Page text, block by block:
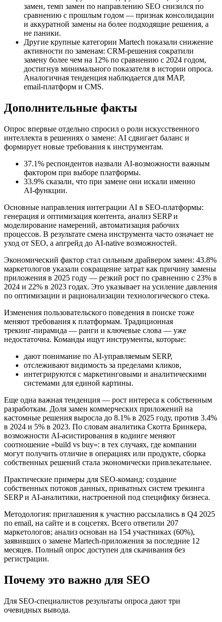
замен, темп замен по направлению SEO снизился по
сравнению с прошлым годом — признак консолидации
и аккуратной замены на более подходящие решения, а
не паники.
Другие крупные категории Martech показали снижение
активности по заменам: CRM‑решения сократили
замену более чем на 12% по сравнению с 2024 годом,
достигнув минимального показателя в истории опроса.
Аналогичная тенденция наблюдается для MAP,
email‑платформ и CMS.
Дополнительные факты
Опрос впервые отдельно спросил о роли искусственного
интеллекта в решениях о замене: AI сдвигает баланс и
формирует новые требования к инструментам.
37.1% респондентов назвали AI‑возможности важным
фактором при выборе платформы.
33.9% сказали, что при замене они искали именно
AI‑функции.
Основные направления интеграции AI в SEO‑платформы:
генерация и оптимизация контента, анализ SERP и
моделирование намерений, автоматизация рабочих
процессов. В результате смена инструмента часто означает не
уход от SEO, а апгрейд до AI‑native возможностей.
Экономический фактор стал сильным драйвером замен: 43.8%
маркетологов указали сокращение затрат как причину замены
приложения в 2025 году — резкий рост по сравнению с 23% в
2024 и 22% в 2023 годах. Это указывает на усиление давления
по оптимизации и рационализации технологического стека.
Изменения пользовательского поведения в поиске тоже
меняют требования к платформам. Традиционная
трекинг‑пирамида — ранги и ключевые слова — уже
недостаточна. Команды ищут инструменты, которые:
дают понимание по AI‑управляемым SERP,
отслеживают видимость за пределами кликов,
интегрируются с маркетинговыми и аналитическими
системами для единой картины.
Еще одна важная тенденция — рост интереса к собственным
разработкам. Доля замен коммерческих приложений на
кастомные решения выросла до 8.1% в 2025 году, против 3.4%
в 2024 и 5% в 2023. По словам аналитика Скотта Бринкера,
возможности AI‑асистирования в кодинге меняют
соотношение «build vs buy»: в тех случаях, где компании
могут получить отличие в операциях или продукте, сборка
собственных решений стала экономически привлекательнее.
Практические примеры для SEO‑команд: создание
собственных потоков данных, приватных систем трекинга
SERP и AI‑аналитики, настроенной под специфику бизнеса.
Методология: приглашения к участию рассылались в Q4 2025
по email, на сайте и в соцсетях. Всего ответили 207
маркетологов; анализ основан на 154 участниках (60%),
заявивших о замене Martech‑приложения за последние 12
месяцев. Полный опрос доступен для скачивания без
регистрации.
Почему это важно для SEO
Для SEO‑специалистов результаты опроса дают три
очевидных вывода.